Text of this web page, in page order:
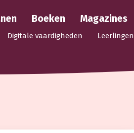
Boeken Magazines
Digitale vaardigheden Leerlingen